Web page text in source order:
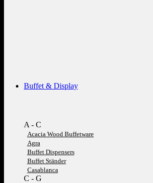
Buffet & Display
A - C
Acacia Wood Buffetware
Agra
Buffet Dispensers
Buffet Ständer
Casablanca
C - G